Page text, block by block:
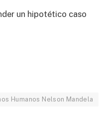
un hipotético caso
Humanos Nelson Mandela